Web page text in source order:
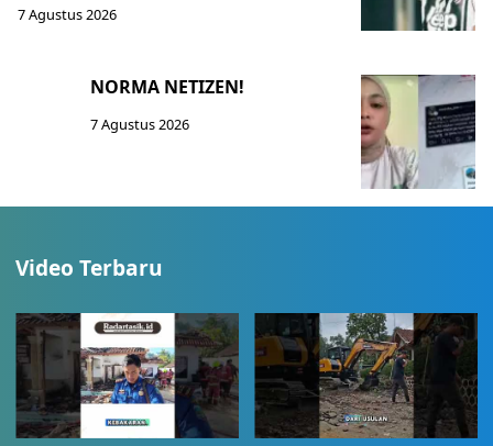
7 Agustus 2026
NORMA NETIZEN!
7 Agustus 2026
Video Terbaru